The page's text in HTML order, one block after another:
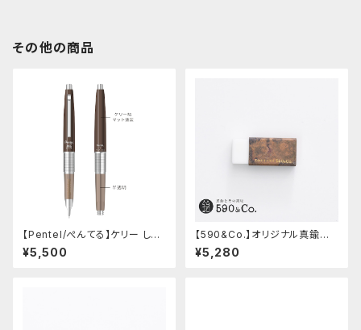
その他の商品
【Pentel/ぺんてる】ケリー しー
さーコラボ限定カラー
¥5,500
【590&Co.】オリジナル真鍮消
しゴムカバー (糠焼き)
¥5,280